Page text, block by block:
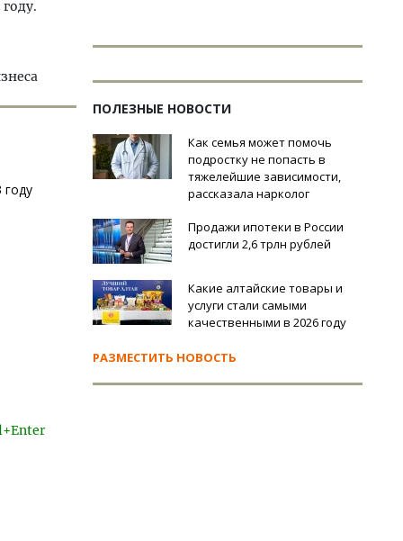
ПОЛЕЗНЫЕ НОВОСТИ
Как семья может помочь
подростку не попасть в
тяжелейшие зависимости,
рассказала нарколог
Продажи ипотеки в России
достигли 2,6 трлн рублей
Какие алтайские товары и
услуги стали самыми
качественными в 2026 году
РАЗМЕСТИТЬ НОВОСТЬ